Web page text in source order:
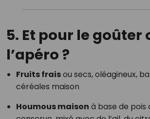
5. Et pour le goûter
l’apéro ?
Fruits fraisou secs, oléagineux,
céréales maison
Houmous maison à base de pois